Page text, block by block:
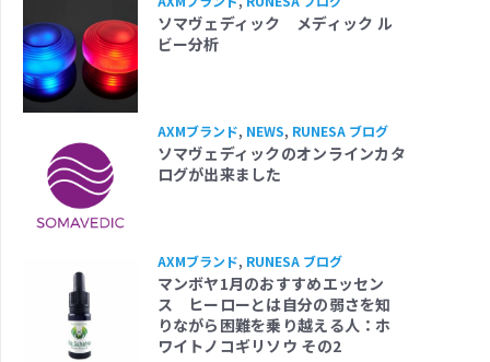
ソマヴェディック メディック ル
ビー分析
AXMブランド, NEWS, RUNESA ブログ
ソマヴェディックのオンラインカタ
ログが出来ました
AXMブランド, RUNESA ブログ
マンボヤ1月のおすすめエッセン
ス ヒーローとは自分の弱さを知
りながら困難を乗り越える人：ホ
ワイトノコギリソウ その2